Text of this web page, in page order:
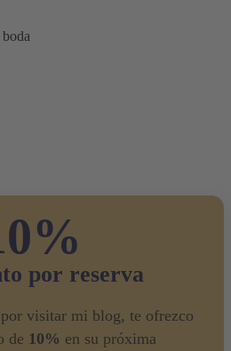
por reserva
visitar mi blog, te ofrezco
de 10% en su próxima